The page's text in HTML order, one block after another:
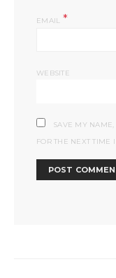
EMAIL *
WEBSITE
SAVE MY
FOR THE NEXT TIME